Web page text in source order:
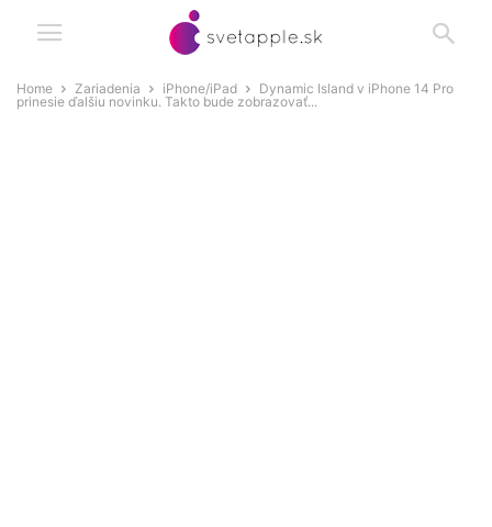
Home Zariadenia iPhone/iPad
Dynamic Island v iPhone 14 Pro
prinesie ďalšiu novinku. Takto bude zobrazovať...